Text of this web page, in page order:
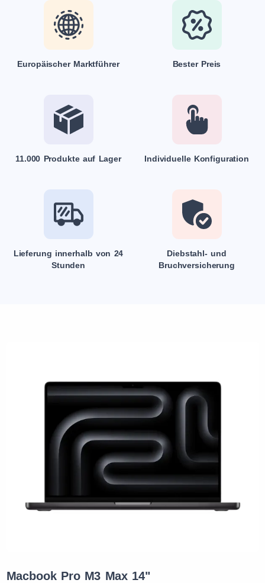
Europäischer Marktführer Bester Preis
11.000 Produkte auf Lager Individuelle Konfiguration
Lieferung innerhalb von 24
Stunden
Diebstahl- und
Bruchversicherung
Macbook Pro M3 Max 14"